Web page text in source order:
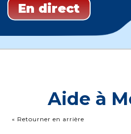
En direct
Aide à
« Retourner en arrière